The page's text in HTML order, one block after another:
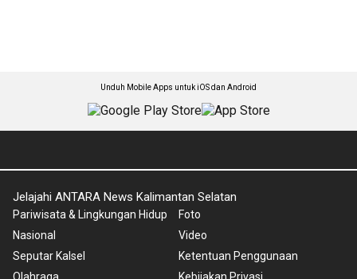
Unduh Mobile Apps untuk iOS dan Android
Jelajahi ANTARA News Kalimantan Selatan
Pariwisata & Lingkungan Hidup
Nasional
Seputar Kalsel
Foto
Video
Ketentuan Penggunaan